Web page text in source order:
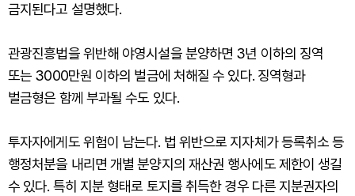
금지된다고 설명했다.
관광진흥법을 위반해 야영시설을 분양하면 3년 이하의 징역
또는 3000만원 이하의 벌금에 처해질 수 있다. 징역형과
벌금형은 함께 부과될 수도 있다.
투자자에게도 위험이 남는다. 법 위반으로 지자체가 등록취소 등
행정처분을 내리면 개별 분양지의 재산권 행사에도 제한이 생길
수 있다. 특히 지분 형태로 토지를 취득한 경우 다른 지분권자의